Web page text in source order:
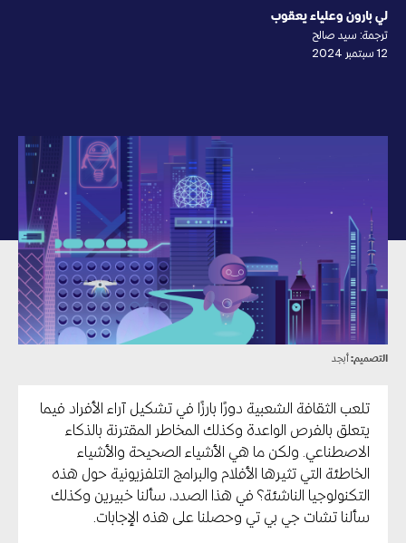
لي بارون وعلياء يعقوب
ترجمة: سيد صالح
12 سبتمبر 2024
التصميم:أبجد
تلعب الثقافة الشعبية دورًا بارزًا في تشكيل آراء الأفراد فيما
يتعلق بالفرص الواعدة وكذلك المخاطر المقترنة بالذكاء
الاصطناعي. ولكن ما هي الأشياء الصحيحة والأشياء
الخاطئة التي تثيرها الأفلام والبرامج التلفزيونية حول هذه
التكنولوجيا الناشئة؟ في هذا الصدد، سألنا خبيرين وكذلك
سألنا تشات جي بي تي وحصلنا على هذه الإجابات.